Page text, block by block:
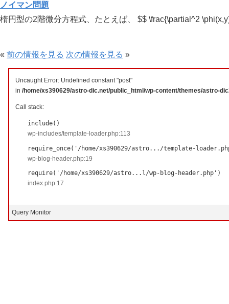
ノイマン問題
楕円型の2階微分方程式、たとえば、 $$ \frac{\partial^2
« 前の情報を見る 次の情報を見る »
Uncaught Error: Undefined constant "post"
in /home/xs390629/astro-dic.net/public_html/wp-content/themes/astro-
Call stack:
include()
wp-includes/template-loader.php:113
require_once('/home/xs390629/astro.../template-
wp-blog-header.php:19
require('/home/xs390629/astro...l/wp-blog-header.php')
index.php:17
Query Monitor